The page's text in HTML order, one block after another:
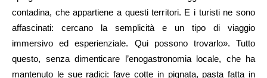
contadina, che appartiene a questi territori. E i turisti ne sono
affascinati: cercano la semplicità e un tipo di viaggio
immersivo ed esperienziale. Qui possono trovarlo». Tutto
questo, senza dimenticare l’enogastronomia locale, che ha
mantenuto le sue radici: fave cotte in pignata, pasta fatta in